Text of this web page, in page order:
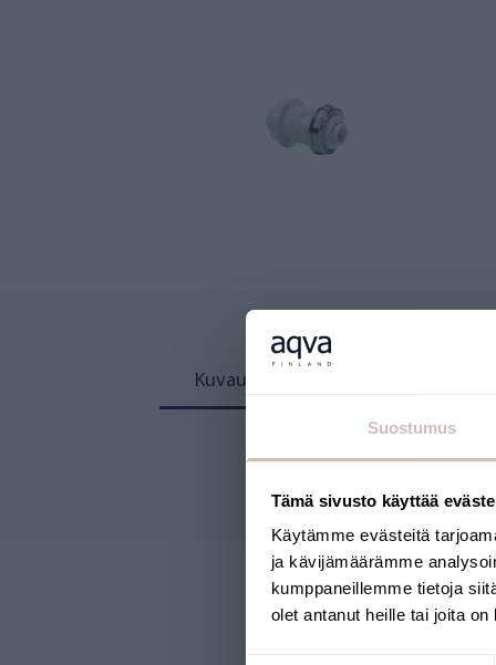
Suostumus
Tämä sivusto käyttää
Käytämme evästeitä
ja kävijämäärämme
kumppaneillemme tietoja
olet antanut heille tai joita
Kuvaus